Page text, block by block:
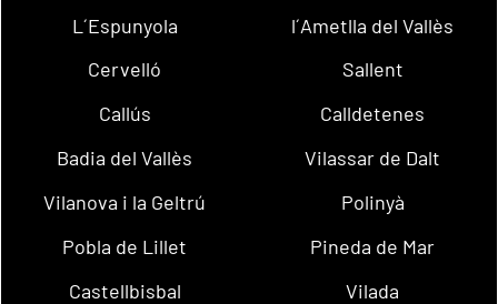
L´Espunyola
l´Ametlla del Vallès
Cervelló
Sallent
Callús
Calldetenes
Badia del Vallès
Vilassar de Dalt
Vilanova i la Geltrú
Polinyà
Pobla de Lillet
Pineda de Mar
Castellbisbal
Vilada